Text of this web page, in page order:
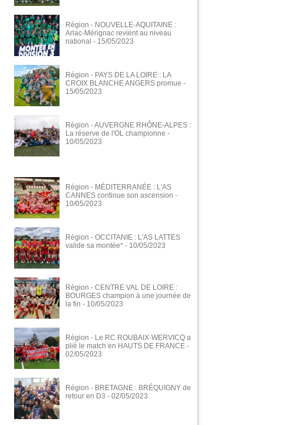
Région - NOUVELLE-AQUITAINE :
Arlac-Mérignac revient au niveau
national - 15/05/2023
Région - PAYS DE LA LOIRE : LA
CROIX BLANCHE ANGERS promue -
15/05/2023
Région - AUVERGNE RHÔNE-ALPES :
La réserve de l'OL championne -
10/05/2023
Région - MÉDITERRANÉE : L'AS
CANNES continue son ascension -
10/05/2023
Région - OCCITANIE : L'AS LATTES
valide sa montée* - 10/05/2023
Région - CENTRE VAL DE LOIRE :
BOURGES champion à une journée de
la fin - 10/05/2023
Région - Le RC ROUBAIX-WERVICQ a
plié le match en HAUTS DE FRANCE -
02/05/2023
Région - BRETAGNE : BRÉQUIGNY de
retour en D3 - 02/05/2023